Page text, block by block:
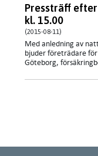
Pressträff
kl. 15.00
(2015-08-11)
​Med anledning av
bjuder företrädare för
Göteborg,